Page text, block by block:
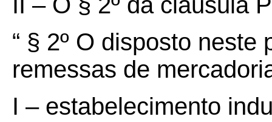
“ § 2º O disposto
remessas de
I – estabelecimento